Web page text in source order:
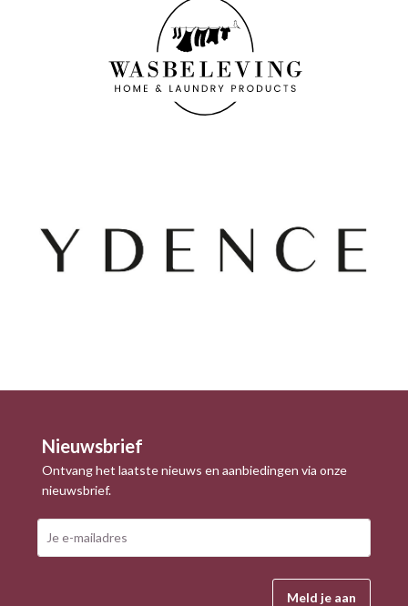
Nieuwsbrief
Ontvang het laatste nieuws en aanbiedingen via onze
nieuwsbrief.
Deze site wordt beschermd door reCAPTCHA en de Google
Meld je aan